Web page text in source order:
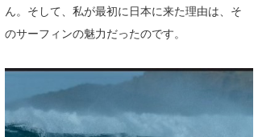
ん。そして、私が最初に日本に来た理由は、そ
のサーフィンの魅力だったのです。